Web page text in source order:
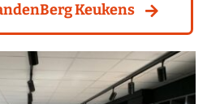
Keukens